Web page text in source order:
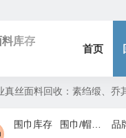
库存
首页
真丝面料回收：素绉缎、乔
围巾库存